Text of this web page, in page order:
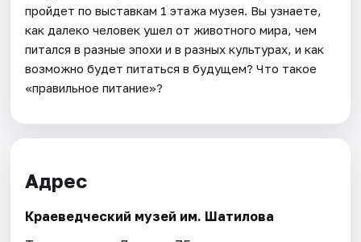
пройдет по выставкам 1 этажа музея. Вы узнаете,
как далеко человек ушел от животного мира, чем
питался в разные эпохи и в разных культурах, и как
возможно будет питаться в будущем? Что такое
«правильное питание»?
Адрес
Краеведческий музей им. Шатилова